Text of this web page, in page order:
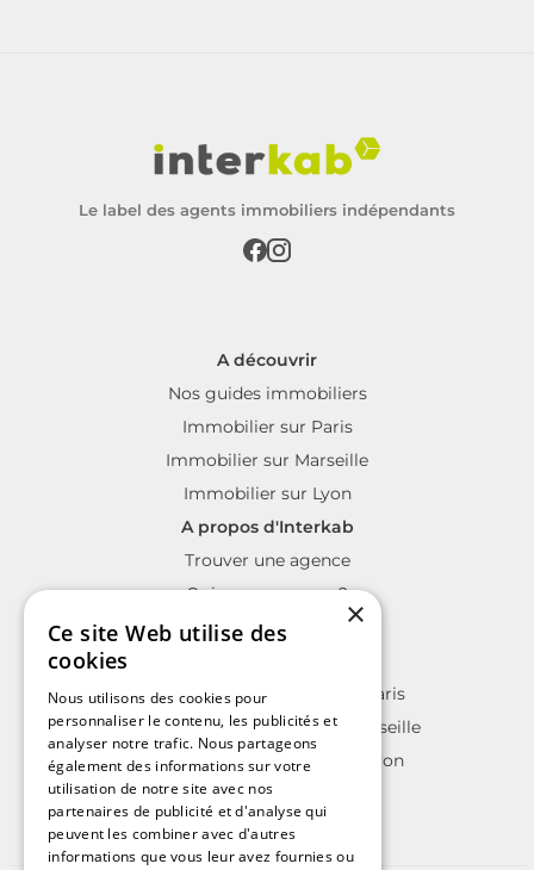
Le label des agents immobiliers indépendants
A découvrir
Nos guides immobiliers
Immobilier sur Paris
Immobilier sur Marseille
Immobilier sur Lyon
A propos d'Interkab
Trouver une agence
Qui sommes nous?
La charte Interkab
Annonces immobilières sur Paris
Annonces immobilières sur Marseille
Annonces immobilières sur Lyon
×
Ce site Web utilise des
cookies
Nous utilisons des cookies pour
personnaliser le contenu, les publicités et
analyser notre trafic. Nous partageons
également des informations sur votre
utilisation de notre site avec nos
partenaires de publicité et d'analyse qui
peuvent les combiner avec d'autres
informations que vous leur avez fournies ou